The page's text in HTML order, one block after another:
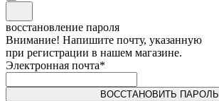
восстановление пароля
Внимание! Напишите почту, указанную
при регистрации в нашем магазине.
Электронная почта*
ВОССТАНОВИТЬ ПАРОЛЬ